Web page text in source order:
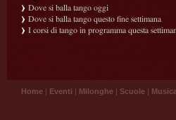
Dove si balla tango oggi
Dove si balla tango questo fine settimana
I corsi di tango in programma questa
Home Eventi Milonghe Scuole